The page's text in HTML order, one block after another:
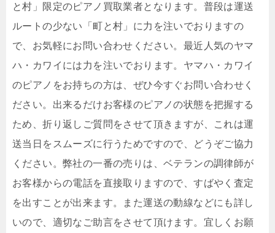
と村」限定のピアノ買取業者となります。普段は運送
ルートの少ない「町と村」に力を注いでおりますの
で、お気軽にお問い合わせください。最近人気のヤマ
ハ・カワイには力を注いでおります。ヤマハ・カワイ
のピアノをお持ちの方は、ぜひ今すぐお問い合わせく
ださい。出来るだけお客様のピアノの状態を把握する
ため、折り返しご質問をさせて頂きますが、これは運
送当日をスムーズに行うためですので、どうぞご協力
ください。弊社の一番の売りは、ベテランの調律師が
お客様からの電話を直接取りますので、すばやく査定
を出すことが出来ます。また運送の動線などにも詳し
いので、適切なご助言をさせて頂けます。宜しくお願